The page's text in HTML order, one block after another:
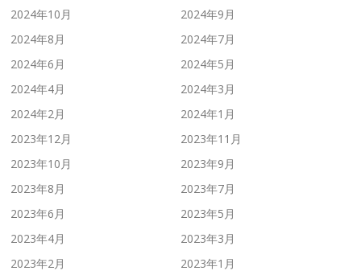
2024年10月
2024年9月
2024年8月
2024年7月
2024年6月
2024年5月
2024年4月
2024年3月
2024年2月
2024年1月
2023年12月
2023年11月
2023年10月
2023年9月
2023年8月
2023年7月
2023年6月
2023年5月
2023年4月
2023年3月
2023年2月
2023年1月